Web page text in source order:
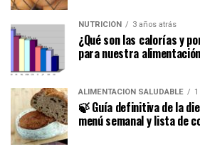
NUTRICIÓN 3 años atrás
¿Qué son las calorías y
para nuestra
ALIMENTACIÓN SALUDABLE
🍃 Guía definitiva de la
menú semanal y lista de